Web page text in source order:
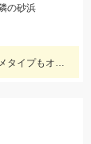
の砂浜
ゴールドイソメに加えてハイブリッドクロスイソメタイプもオススメです!